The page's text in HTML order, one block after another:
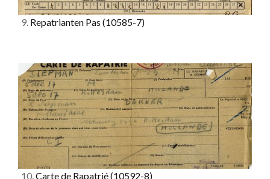
9. Repatrianten Pas (10585-7)
10.Carte de Rapatrié(10592-8)